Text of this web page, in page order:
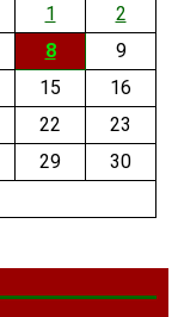
1
2
8
9
15
16
22
23
29
30